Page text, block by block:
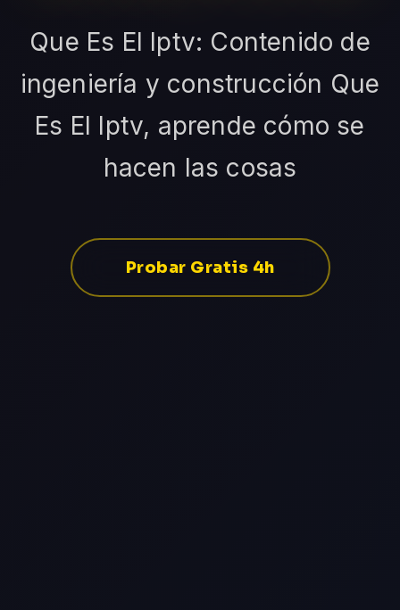
Que Es El Iptv: Contenido de
ingeniería y construcción Que
Es El Iptv, aprende cómo se
hacen las cosas
Probar Gratis 4h